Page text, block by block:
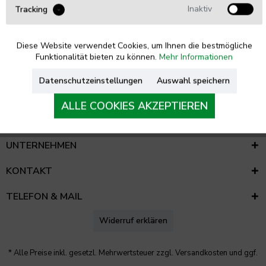
WIR BERATEN SIE GERNE
Tel. 0461 - 5749 85 54
info@Med4Care.de
RECHTLICHES
UNTERNEHMEN
KONTAKT
TELEFON & MAIL
Widerruf erklären
* Alle Preise inkl. gesetzl. Mehrwertsteuer zzgl. Versandkosten und ggf.
Tracking Inaktiv
Diese Website verwendet Cookies, um Ihnen die bestmögliche
Funktionalität bieten zu können. Mehr Informationen
Datenschutzeinstellungen Auswahl speichern
ALLE COOKIES AKZEPTIEREN